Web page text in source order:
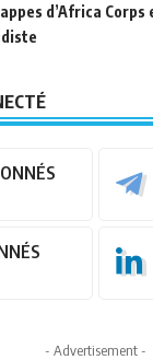
d’Africa Corps
- Advertisement -